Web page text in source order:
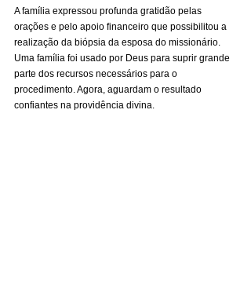
A família expressou profunda gratidão pelas
orações e pelo apoio financeiro que possibilitou a
realização da biópsia da esposa do missionário.
Uma família foi usado por Deus para suprir grande
parte dos recursos necessários para o
procedimento. Agora, aguardam o resultado
confiantes na providência divina.